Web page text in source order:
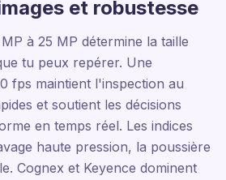
et robustesse
à 25 MP détermine la taille
tu peux repérer. Une
fps maintient l'inspection au
et soutient les décisions
en temps réel. Les indices
haute pression, la poussière
Cognex et Keyence dominent